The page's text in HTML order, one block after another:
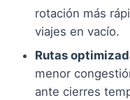
rotación más
viajes en vacío.
Rutas
menor
ante cierres